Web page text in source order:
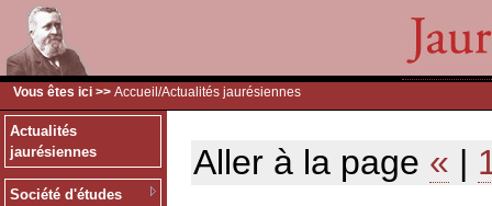
Vous êtes ici >> Accueil /Actualités jaurésiennes
Actualités
jaurésiennes
Société d'études
Aller à la page « |